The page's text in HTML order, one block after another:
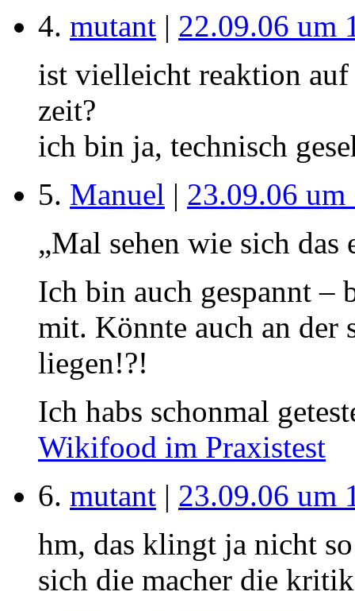
4. mutant | 22.09.06 um
ist vielleicht reaktion
zeit?
ich bin ja, technisch
5. Manuel | 23.09.06 um
„Mal sehen wie sich das
Ich bin auch gespannt –
mit. Könnte auch an der
liegen!?!
Ich habs schonmal
Wikifood im Praxistest
6. mutant | 23.09.06 um
hm, das klingt ja nicht
sich die macher die